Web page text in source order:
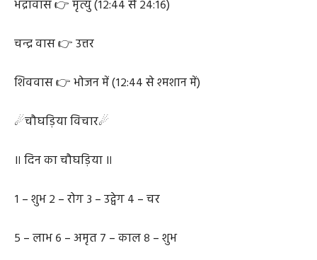
भद्रावास 👉 मृत्यु (१२:४४ से २४:१६)
चन्द्र वास 👉 उत्तर
शिववास 👉 भोजन में (१२:४४ से श्मशान में)
☄चौघड़िया विचार☄
॥ दिन का चौघड़िया ॥
१ – शुभ २ – रोग ३ – उद्वेग ४ – चर
५ – लाभ ६ – अमृत ७ – काल ८ – शुभ